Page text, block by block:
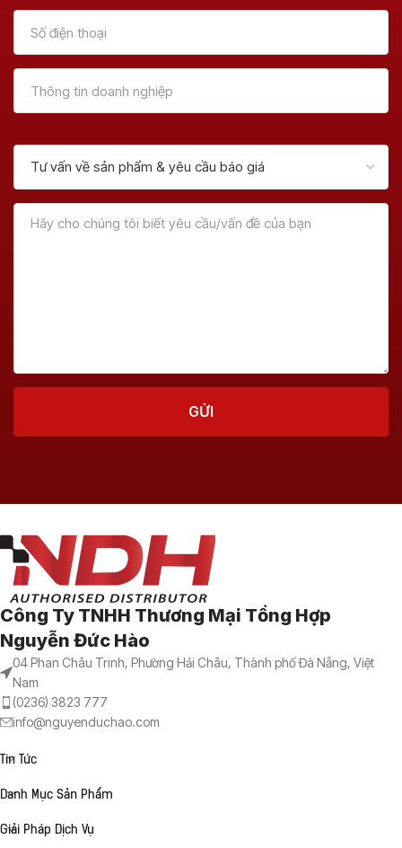
Công Ty TNHH Thương Mại Tổng Hợp
Nguyễn Đức Hào
04 Phan Châu Trinh, Phường Hải Châu, Thành phố Đà Nẵng, Việt
Nam
(0236) 3823 777
info@nguyenduchao.com
Tin Tức
Danh Mục Sản Phẩm
Giải Pháp Dịch Vụ